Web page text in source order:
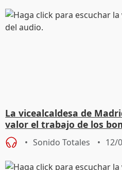
La vicealcaldesa de
valor el trabajo de los
Sonido Totales 12/